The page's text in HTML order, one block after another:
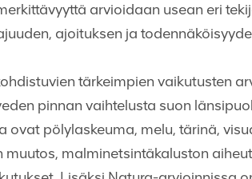
arvioidaan usean eri
ajoituksen ja
tärkeimpien vaikutusten
pinnan vaihtelusta suon
ovat pölylaskeuma, melu, tärinä,
malminetsintäkaluston